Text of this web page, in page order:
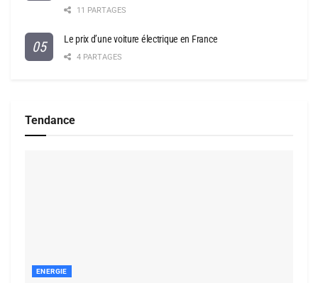
11 PARTAGES
Le prix d’une voiture électrique en France
4 PARTAGES
Tendance
ENERGIE